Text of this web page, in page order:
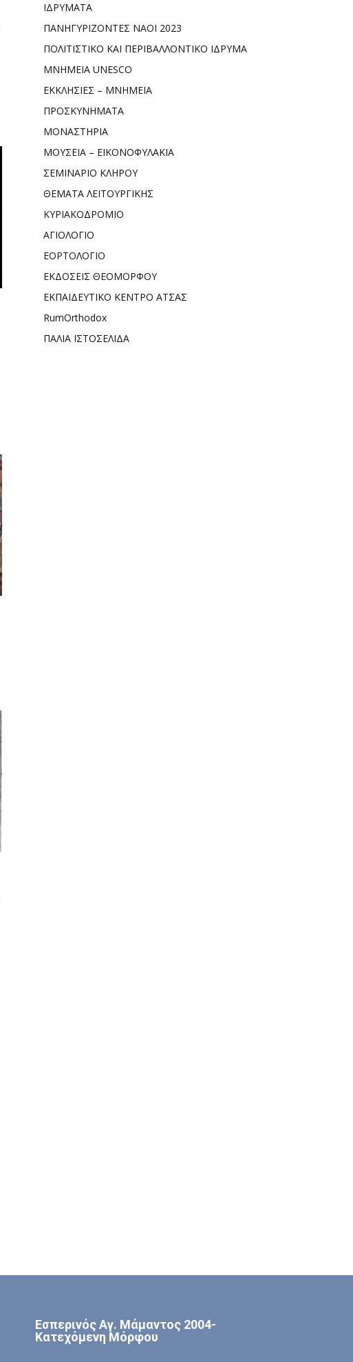
ΙΔΡΥΜΑΤΑ
ΠΑΝΗΓΥΡΙΖΟΝΤΕΣ ΝΑΟΙ 2023
ΠΟΛΙΤΙΣΤΙΚΟ ΚΑΙ ΠΕΡΙΒΑΛΛΟΝΤΙΚΟ ΙΔΡΥΜΑ
ΜΝΗΜΕΙΑ UNESCO
ΕΚΚΛΗΣΙΕΣ – ΜΝΗΜΕΙΑ
ΠΡΟΣΚΥΝΗΜΑΤΑ
ΜΟΝΑΣΤΗΡΙΑ
ΜΟΥΣΕΙΑ – ΕΙΚΟΝΟΦΥΛΑΚΙΑ
ΣΕΜΙΝΑΡΙΟ ΚΛΗΡΟΥ
ΘΕΜΑΤΑ ΛΕΙΤΟΥΡΓΙΚΗΣ
ΚΥΡΙΑΚΟΔΡΟΜΙΟ
ΑΓΙΟΛΟΓΙΟ
ΕΟΡΤΟΛΟΓΙΟ
ΕΚΔΟΣΕΙΣ ΘΕΟΜΟΡΦΟΥ
ΕΚΠΑΙΔΕΥΤΙΚΟ ΚΕΝΤΡΟ ΑΤΣΑΣ
RumOrthodox
ΠΑΛΙΑ ΙΣΤΟΣΕΛΙΔΑ
Εσπερινός Αγ. Μάμαντος 2004-
Κατεχόμενη Μόρφου